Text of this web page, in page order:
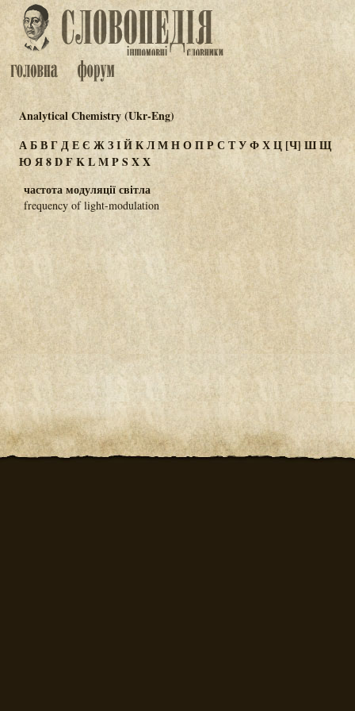
Analytical Chemistry (Ukr-Eng)
АБВГДЕЄ ЖЗІЙКЛМНОПР СТУФХЦ [Ч]ШЩ
Ю Я8DFKLMPS XΧ
частота модуляції світла
frequency of light-modulation